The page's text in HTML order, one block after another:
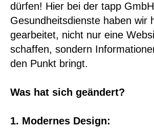
dürfen! Hier bei der tapp
Gesundheitsdienste haben wir
gearbeitet, nicht nur eine
schaffen, sondern
den Punkt bringt.
Was hat sich geändert?
1. Modernes Design: